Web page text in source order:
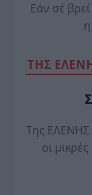
Εάν σέ
TΗΣ
Της
οι